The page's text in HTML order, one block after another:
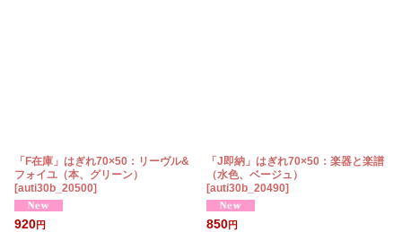
「F在庫」はぎれ70×50：リーヴル&
フォイユ（本、グリーン）
[auti30b_20500]
920円
「J即納」はぎれ70×50：楽器と楽譜
（水色、ベージュ）
[auti30b_20490]
850円